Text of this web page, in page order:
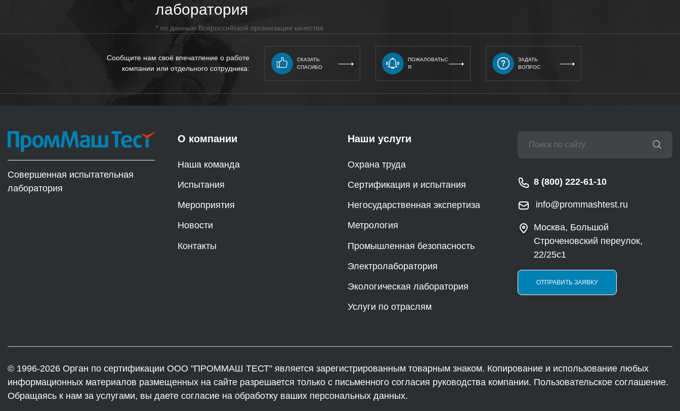
лаборатория
* по данным Всероссийской организации качества
Сообщите нам своё впечатление о работе
компании или отдельного сотрудника:
СКАЗАТЬ
СПАСИБО
ПОЖАЛОВАТЬС
Я
ЗАДАТЬ
ВОПРОС
Совершенная испытательная
лаборатория
О компании
Наша команда
Испытания
Мероприятия
Новости
Контакты
Наши услуги
Охрана труда
Сертификация и испытания
Негосударственная экспертиза
Метрология
Промышленная безопасность
Электролаборатория
Экологическая лаборатория
Услуги по отраслям
8 (800) 222-61-10
info@prommashtest.ru
Москва, Большой
Строченовский переулок,
22/25с1
ОТПРАВИТЬ ЗАЯВКУ
© 1996-2026 Орган по сертификации ООО "ПРОММАШ ТЕСТ" является зарегистрированным товарным знаком. Копирование и использование любых
информационных материалов размещенных на сайте разрешается только с письменного согласия руководства компании. Пользовательское соглашение.
Обращаясь к нам за услугами, вы даете согласие на обработку ваших персональных данных.